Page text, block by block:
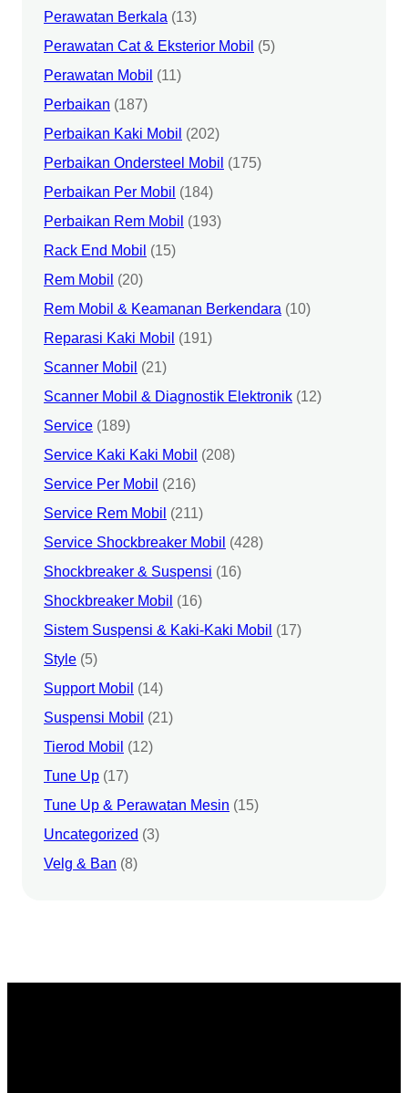
Perawatan Berkala (13)
Perawatan Cat & Eksterior Mobil (5)
Perawatan Mobil (11)
Perbaikan (187)
Perbaikan Kaki Mobil (202)
Perbaikan Ondersteel Mobil (175)
Perbaikan Per Mobil (184)
Perbaikan Rem Mobil (193)
Rack End Mobil (15)
Rem Mobil (20)
Rem Mobil & Keamanan Berkendara (10)
Reparasi Kaki Mobil (191)
Scanner Mobil (21)
Scanner Mobil & Diagnostik Elektronik (12)
Service (189)
Service Kaki Kaki Mobil (208)
Service Per Mobil (216)
Service Rem Mobil (211)
Service Shockbreaker Mobil (428)
Shockbreaker & Suspensi (16)
Shockbreaker Mobil (16)
Sistem Suspensi & Kaki-Kaki Mobil (17)
Style (5)
Support Mobil (14)
Suspensi Mobil (21)
Tierod Mobil (12)
Tune Up (17)
Tune Up & Perawatan Mesin (15)
Uncategorized (3)
Velg & Ban (8)